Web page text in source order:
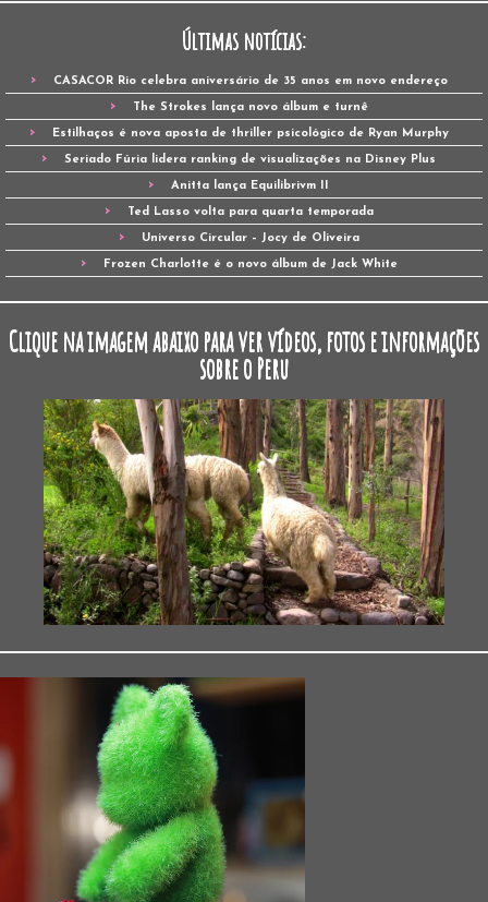
Últimas notícias:
CASACOR Rio celebra aniversário de 35 anos em novo endereço
The Strokes lança novo álbum e turnê
Estilhaços é nova aposta de thriller psicológico de Ryan Murphy
Seriado Fúria lidera ranking de visualizações na Disney Plus
Anitta lança Equilibrivm II
Ted Lasso volta para quarta temporada
Universo Circular – Jocy de Oliveira
Frozen Charlotte é o novo álbum de Jack White
Clique na imagem abaixo para ver vídeos, fotos e informações
sobre o Peru